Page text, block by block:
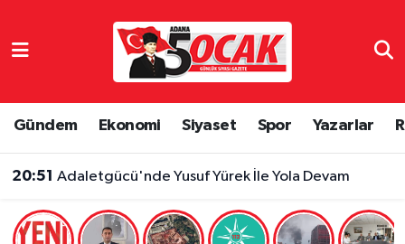
Gündem Ekonomi Siyaset Spor Yazarlar
20:51 Adaletgücü'nde Yusuf Yürek İle Yola Devam
Dünya
Adana Nöbetçi Eczaneler
Adana Trafik Yoğunluk Haritası